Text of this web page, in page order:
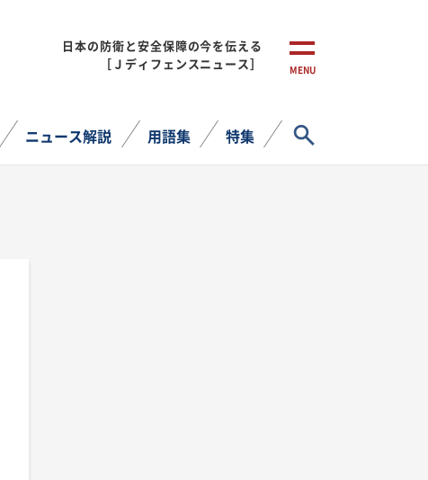
日本の防衛と安全保障の今を伝える
［Ｊディフェンスニュース］
MENU
ニュース解説 用語集 特集